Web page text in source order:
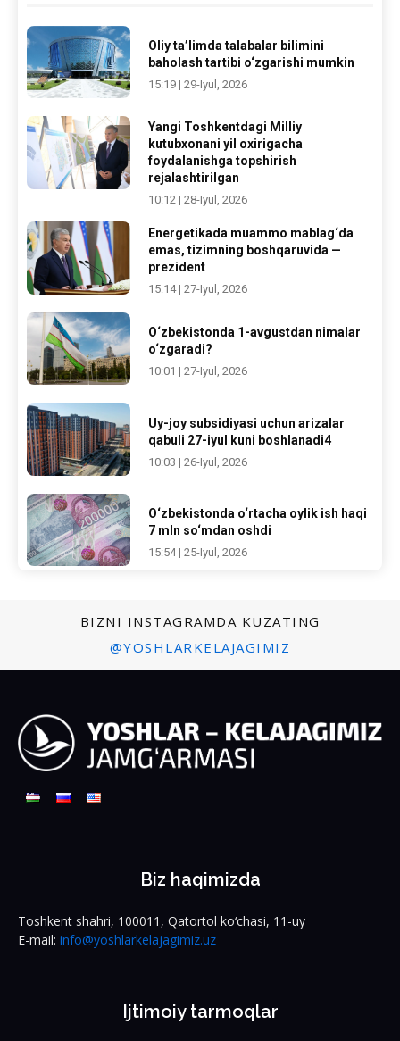
Oliy ta’limda talabalar bilimini
baholash tartibi o‘zgarishi mumkin
15:19 | 29-Iyul, 2026
Yangi Toshkentdagi Milliy
kutubxonani yil oxirigacha
foydalanishga topshirish
rejalashtirilgan
10:12 | 28-Iyul, 2026
Energetikada muammo mablag‘da
emas, tizimning boshqaruvida —
prezident
15:14 | 27-Iyul, 2026
O‘zbekistonda 1-avgustdan nimalar
o‘zgaradi?
10:01 | 27-Iyul, 2026
Uy-joy subsidiyasi uchun arizalar
qabuli 27-iyul kuni boshlanadi4
10:03 | 26-Iyul, 2026
O‘zbekistonda o‘rtacha oylik ish haqi
7 mln so‘mdan oshdi
15:54 | 25-Iyul, 2026
BIZNI INSTAGRAMDA KUZATING
@YOSHLARKELAJAGIMIZ
Biz haqimizda
Toshkent shahri, 100011, Qatortol ko‘chasi, 11-uy
E-mail: info@yoshlarkelajagimiz.uz
Ijtimoiy tarmoqlar